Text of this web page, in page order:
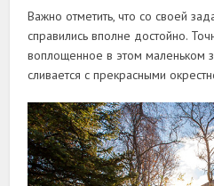
Важно отметить, что со своей
справились вполне достойно.
воплощенное в этом маленьком
сливается с прекрасными